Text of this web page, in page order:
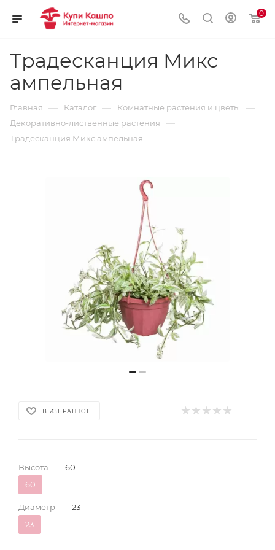
0
Традесканция Микс
ампельная
Главная — Каталог — Комнатные растения и цветы —
Декоративно-лиственные растения —
Традесканция Микс ампельная
В ИЗБРАННОЕ
Высота — 60
60
Диаметр — 23
23